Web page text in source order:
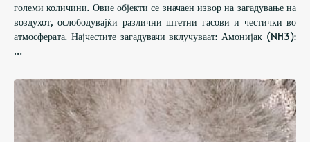
големи количини. Овие објекти се значаен извор на загадување на
воздухот, ослободувајќи различни штетни гасови и честички во
атмосферата. Најчестите загадувачи вклучуваат: Амонијак (NH3):
…